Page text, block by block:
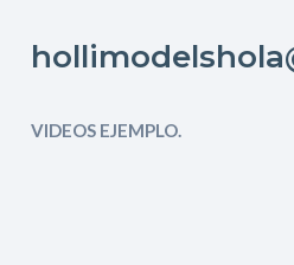
VIDEOS EJEMPLO.